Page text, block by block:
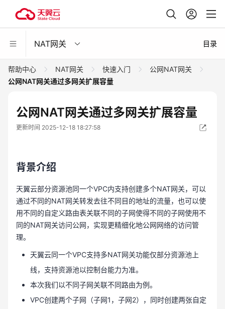
NAT网关 目录
帮助中心 NAT网关 快速入门
公网NAT网关
公网NAT网关通过多网关扩展容量
公网NAT网关通过多网关扩展容量
更新时间 2025-12-18 18:27:58
背景介绍
天翼云部分资源池同一个VPC内支持创建多个NAT网关，可以
通过不同的NAT网关转发去往不同目的地址的流量，也可以使
用不同的自定义路由表关联不同的子网使得不同的子网使用不
同的NAT网关访问公网，实现更精细化地公网网络的访问管
理。
天翼云同一个VPC支持多NAT网关功能仅部分资源池上
线，支持资源池以控制台能力为准。
本次我们以不同子网关联不同路由为例。
VPC创建两个子网（子网1，子网2），同时创建两张自定